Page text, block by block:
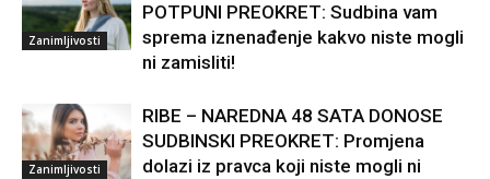
Zanimljivosti
POTPUNI PREOKRET: Sudbina vam
sprema iznenađenje kakvo niste mogli
ni zamisliti!
Zanimljivosti
RIBE – NAREDNA 48 SATA DONOSE
SUDBINSKI PREOKRET: Promjena
dolazi iz pravca koji niste mogli ni